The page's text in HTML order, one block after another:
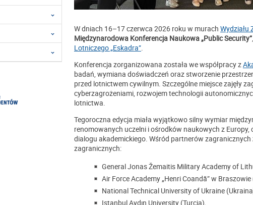
W dniach 16–17 czerwca 2026 roku w murach Wydziału
Międzynarodowa Konferencja Naukowa „Public Security”
Lotniczego „Eskadra”.
Konferencja zorganizowana została we współpracy z
badań, wymiana doświadczeń oraz stworzenie
przed lotnictwem cywilnym. Szczególne miejsce zajęły
cyberzagrożeniami, rozwojem technologii
lotnictwa.
Tegoroczna edycja miała wyjątkowo silny wymiar
renomowanych uczelni i ośrodków naukowych z
dialogu akademickiego. Wśród partnerów
zagranicznych:
General Jonas Žemaitis Military Academy of
Air Force Academy „Henri Coandă” w
National Technical University of Ukraine
Istanbul Aydın University (Turcja),